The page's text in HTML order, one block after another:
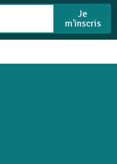
Je
m'inscris